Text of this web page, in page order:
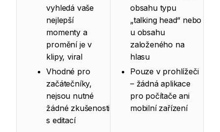
vyhledá vaše
nejlepší
momenty a
promění je v
klipy, viral
Vhodné pro
začátečníky,
nejsou nutné
žádné zkušenosti
s editací
obsahu typu
„talking head“ nebo
u obsahu
založeného na
hlasu
Pouze v prohlížeči
– žádná aplikace
pro počítače ani
mobilní zařízení